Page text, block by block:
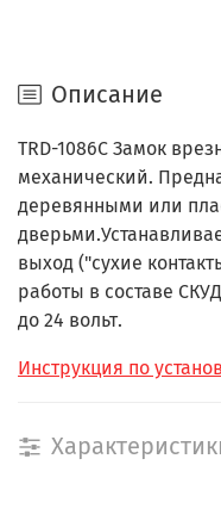
Описание
TRD-1086С Замок
механический.
деревянными или
дверьми.
выход ("сухие
работы в составе
до 24 вольт.
Инструкция по